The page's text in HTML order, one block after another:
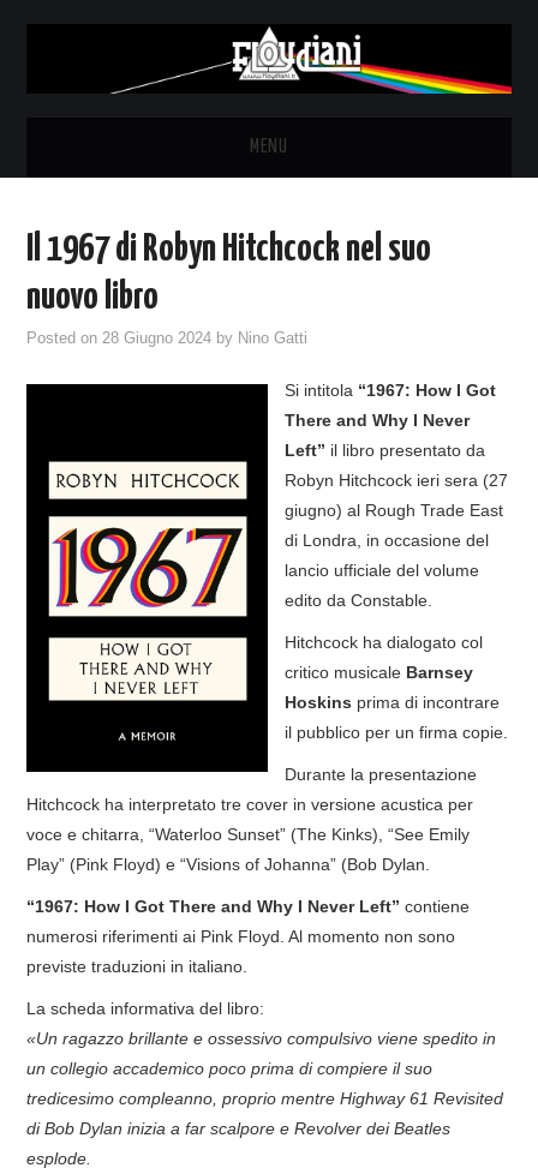
MENU
NEWS
THE LUNATICS
COVER & TRIBUTI
EVENTI
DISCOGRAFIA
RELICS – SFALCI E RAMAGLIE
PINKFLOYDIANE
POLICY/COOKIES
Il 1967 di Robyn Hitchcock nel suo
nuovo libro
Posted on28 Giugno 2024 by Nino Gatti
Si intitola “1967: How I Got
There and Why I Never
Left” il libro presentato da
Robyn Hitchcock ieri sera (27
giugno) al Rough Trade East
di Londra, in occasione del
lancio ufficiale del volume
edito da Constable.
Hitchcock ha dialogato col
critico musicale Barnsey
Hoskins prima di incontrare
il pubblico per un firma copie.
Durante la presentazione
Hitchcock ha interpretato tre cover in versione acustica per
voce e chitarra, “Waterloo Sunset” (The Kinks), “See Emily
Play” (Pink Floyd) e “Visions of Johanna” (Bob Dylan.
“1967: How I Got There and Why I Never Left” contiene
numerosi riferimenti ai Pink Floyd. Al momento non sono
previste traduzioni in italiano.
La scheda informativa del libro:
«Un ragazzo brillante e ossessivo compulsivo viene spedito in
un collegio accademico poco prima di compiere il suo
tredicesimo compleanno, proprio mentre Highway 61 Revisited
di Bob Dylan inizia a far scalpore e Revolver dei Beatles
esplode.